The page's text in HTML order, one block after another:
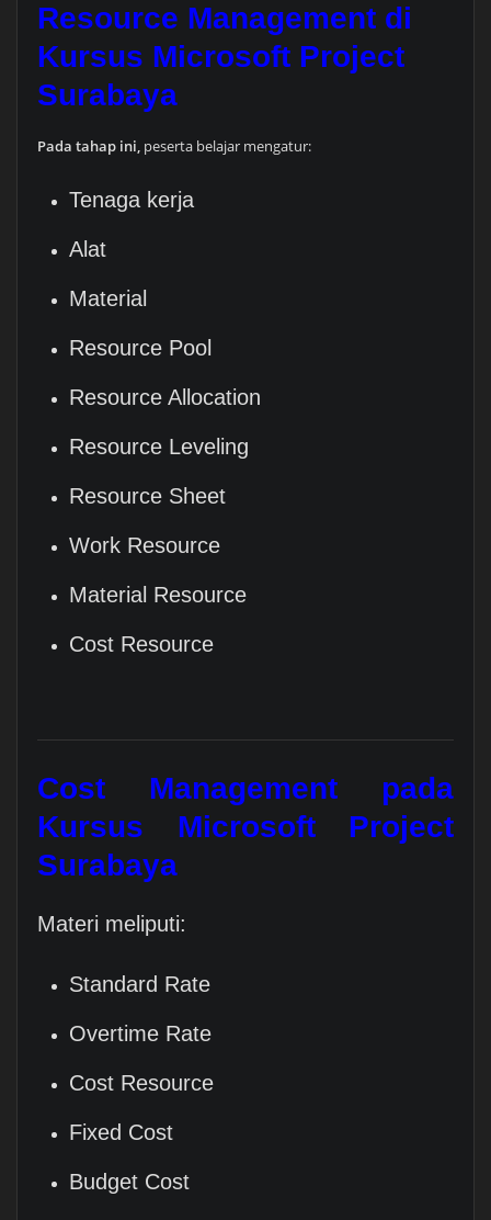
Resource Management di
Kursus Microsoft Project
Surabaya
Pada tahap ini,peserta belajar mengatur:
Tenaga kerja
Alat
Material
Resource Pool
Resource Allocation
Resource Leveling
Resource Sheet
Work Resource
Material Resource
Cost Resource
Cost Management pada
Kursus Microsoft Project
Surabaya
Materi meliputi:
Standard Rate
Overtime Rate
Cost Resource
Fixed Cost
Budget Cost